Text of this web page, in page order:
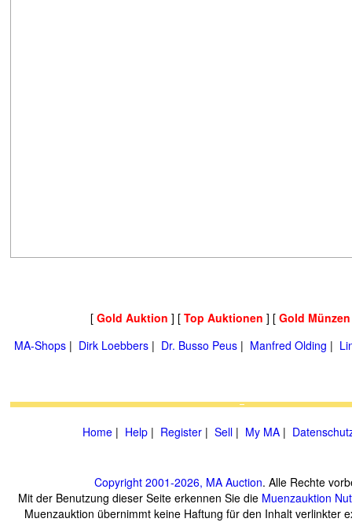
[ Gold Auktion ] [ Top Auktionen ] [ Gold
MA-Shops | Dirk Loebbers | Dr. Busso Peus | Manfred Olding |
Home | Help | Register | Sell | My MA |
Copyright 2001-2026, MA Auction. Alle Rechte
Mit der Benutzung dieser Seite erkennen Sie die Muenzauktion
Muenzauktion übernimmt keine Haftung für den Inhalt verlinkter